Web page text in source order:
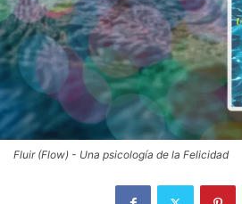
Fluir (Flow) - Una psicología de la Felicidad